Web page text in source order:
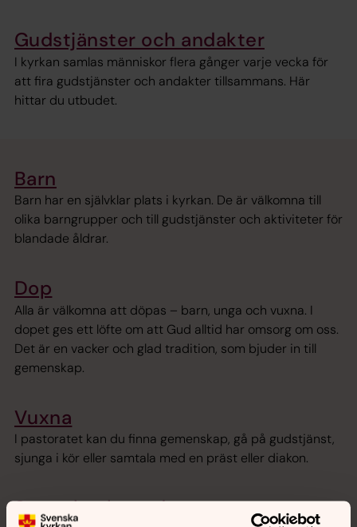
Gudstjänster och andakter
I kyrkan samlas människor flera gånger varje vecka för
att fira gudstjänster och andakter tillsammans. Här
hittar du utbudet.
Barn
Barn har en självklar plats i kyrkan. De är välkomna till
olika barngrupper och till gudstjänster och aktiviteter för
blandade åldrar.
Dop
Alla är välkomna att döpas – barn, unga och vuxna. I
dopet ges ett löfte om att Gud alltid har omsorg om oss.
Det är en vacker och glad tradition, som bjuder in till
gemenskap.
Vuxna
I pastoratet kan du finna gemenskap, gå på gudstjänst,
sjunga i kör eller samtala med en präst eller diakon.
Samtal och stöd